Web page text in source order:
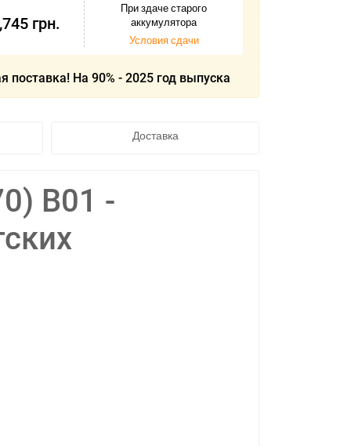
грн.
При здаче старого
аккумулятора
Условия сдачи
поставка! На 90% - 2025 год выпуска
Доставка
B01 -